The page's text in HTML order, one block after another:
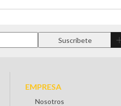
EMPRESA
Nosotros